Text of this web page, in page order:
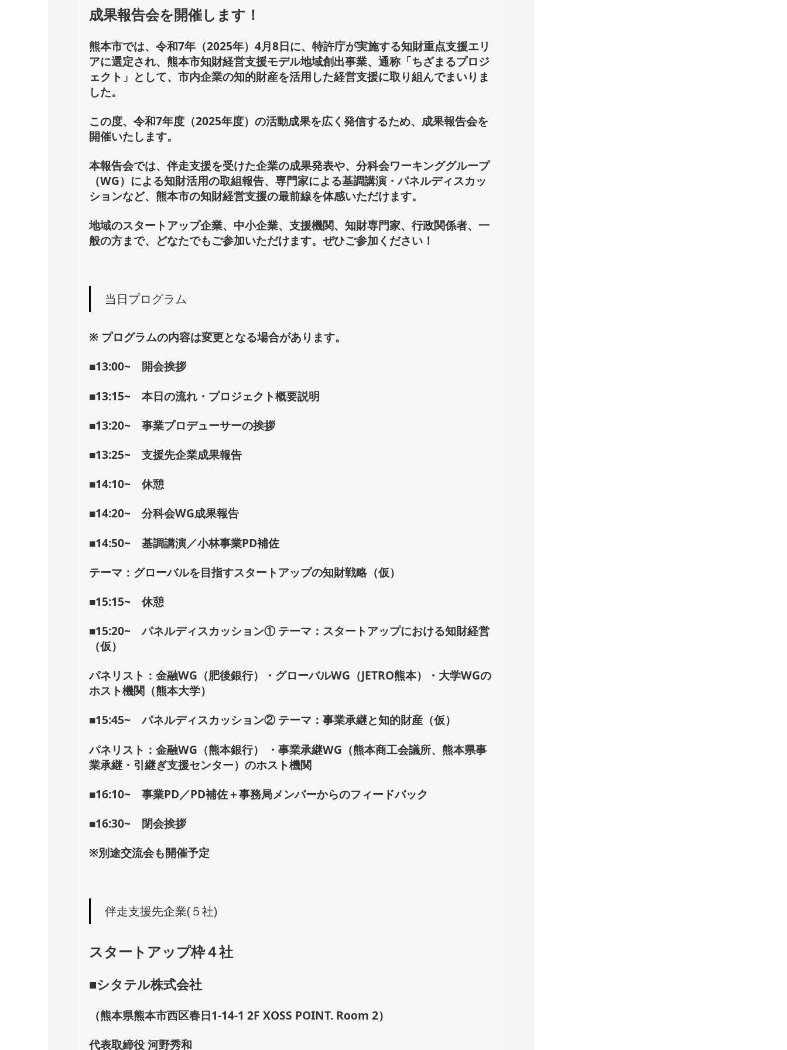
成果報告会を開催します！
熊本市では、令和7年（2025年）4月8日に、特許庁が実施する知財重点支援エリ
アに選定され、熊本市知財経営支援モデル地域創出事業、通称「ちざまるプロジ
ェクト」として、市内企業の知的財産を活用した経営支援に取り組んでまいりま
した。
この度、令和7年度（2025年度）の活動成果を広く発信するため、成果報告会を
開催いたします。
本報告会では、伴走支援を受けた企業の成果発表や、分科会ワーキンググループ
（WG）による知財活用の取組報告、専門家による基調講演・パネルディスカッ
ションなど、熊本市の知財経営支援の最前線を体感いただけます。
地域のスタートアップ企業、中小企業、支援機関、知財専門家、行政関係者、一
般の方まで、どなたでもご参加いただけます。ぜひご参加ください！
当日プログラム
※ プログラムの内容は変更となる場合があります。
■13:00~ 開会挨拶
■13:15~ 本日の流れ・プロジェクト概要説明
■13:20~ 事業プロデューサーの挨拶
■13:25~ 支援先企業成果報告
■14:10~ 休憩
■14:20~ 分科会WG成果報告
■14:50~ 基調講演／小林事業PD補佐
テーマ：グローバルを目指すスタートアップの知財戦略（仮）
■15:15~ 休憩
■15:20~ パネルディスカッション① テーマ：スタートアップにおける知財経営
（仮）
パネリスト：金融WG（肥後銀行）・グローバルWG（JETRO熊本）・大学WGの
ホスト機関（熊本大学）
■15:45~ パネルディスカッション② テーマ：事業承継と知的財産（仮）
パネリスト：金融WG（熊本銀行） ・事業承継WG（熊本商工会議所、熊本県事
業承継・引継ぎ支援センター）のホスト機関
■16:10~ 事業PD／PD補佐＋事務局メンバーからのフィードバック
■16:30~ 閉会挨拶
※別途交流会も開催予定
伴走支援先企業(５社)
スタートアップ枠４社
■シタテル株式会社
（熊本県熊本市西区春日1-14-1 2F XOSS POINT. Room 2）
代表取締役 河野秀和